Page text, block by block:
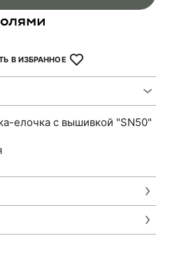
В ИЗБРАННОЕ
елочка с вышивкой "SN50"